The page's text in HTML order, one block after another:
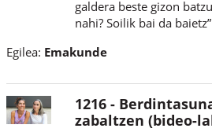
galdera beste gizon
nahi? Soilik bai da
Egilea: Emakunde
1216 -
zabaltzen (bideo-